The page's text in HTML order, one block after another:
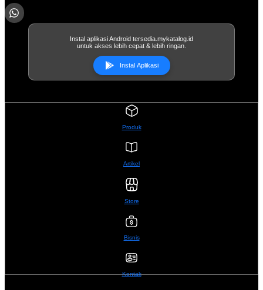
Instal aplikasi Android tersedia.mykatalog.id
untuk akses lebih cepat & lebih ringan.
Instal Aplikasi
Produk
Artikel
Store
Bisnis
Kontak